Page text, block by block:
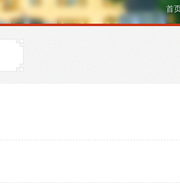
专利数据 活动讲座 首